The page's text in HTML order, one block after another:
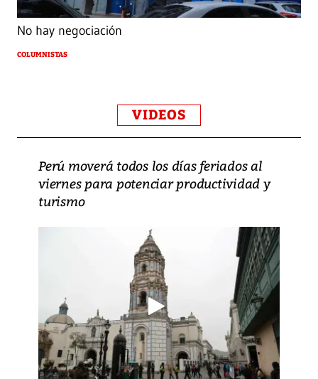
No hay negociación
COLUMNISTAS
VIDEOS
Perú moverá todos los días feriados al
viernes para potenciar productividad y
turismo